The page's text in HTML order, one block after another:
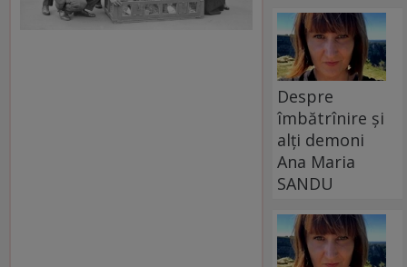
Despre
îmbătrînire și
alți demoni
Ana Maria
SANDU